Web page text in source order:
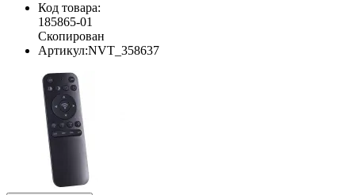
Код товара:
185865-01
Скопирован
Артикул:NVT_358637